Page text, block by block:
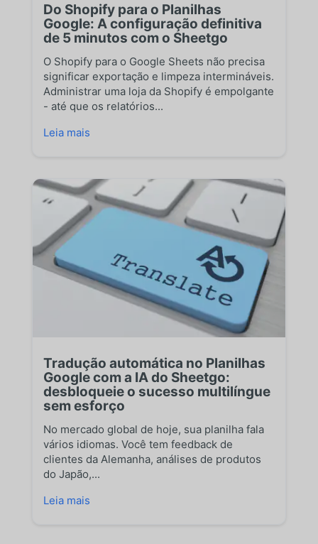
Do Shopify para o Planilhas
Google: A configuração definitiva
de 5 minutos com o Sheetgo
O Shopify para o Google Sheets não precisa
significar exportação e limpeza intermináveis.
Administrar uma loja da Shopify é empolgante
- até que os relatórios...
Leia mais
Tradução automática no Planilhas
Google com a IA do Sheetgo:
desbloqueie o sucesso multilíngue
sem esforço
No mercado global de hoje, sua planilha fala
vários idiomas. Você tem feedback de
clientes da Alemanha, análises de produtos
do Japão,...
Leia mais